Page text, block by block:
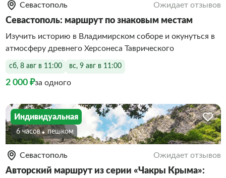
Севастополь Ожидает отзывов
Севастополь: маршрут по знаковым местам
Изучить историю в Владимирском соборе и окунуться в
атмосферу древнего Херсонеса Таврического
сб, 8 авг в 11:00 вс, 9 авг в 11:00
2 000 ₽за одного
Индивидуальная
6 часов Пешком
Севастополь Ожидает отзывов
Авторский маршрут из серии «Чакры Крыма»: